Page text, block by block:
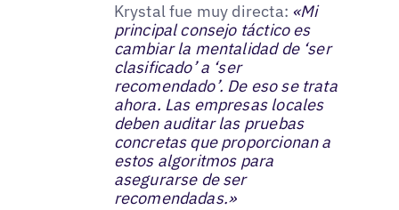
Krystal fue muy directa: «Mi
principal consejo táctico es
cambiar la mentalidad de ‘ser
clasificado’ a ‘ser
recomendado’. De eso se trata
ahora. Las empresas locales
deben auditar las pruebas
concretas que proporcionan a
estos algoritmos para
asegurarse de ser
recomendadas.»